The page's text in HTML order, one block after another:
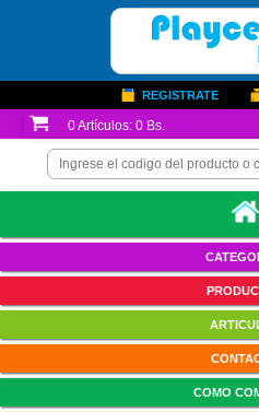
REGISTRATE
0Artículos:0 Bs.
COMO